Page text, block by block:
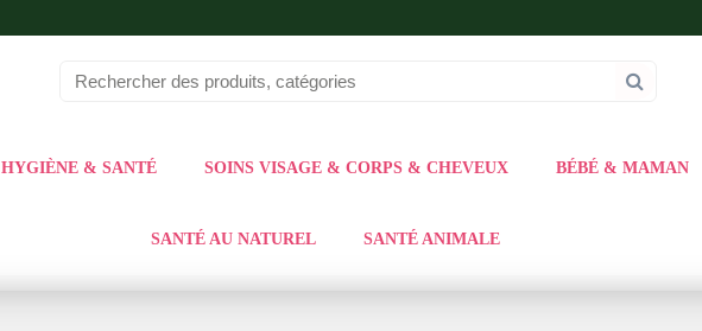
HYGIÈNE & SANTÉ SOINS VISAGE & CORPS & CHEVEUX BÉBÉ & MAMAN
SANTÉ AU NATUREL SANTÉ ANIMALE